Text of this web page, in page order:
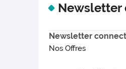
Newsletter
Newsletter
Nos Offres